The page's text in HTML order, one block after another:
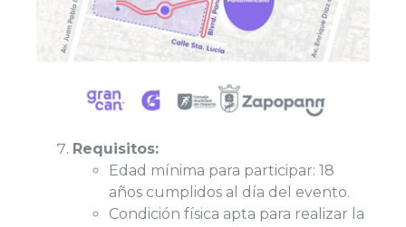
Requisitos:
Edad mínima para participar: 18
años cumplidos al día del evento.
Condición física apta para realizar la